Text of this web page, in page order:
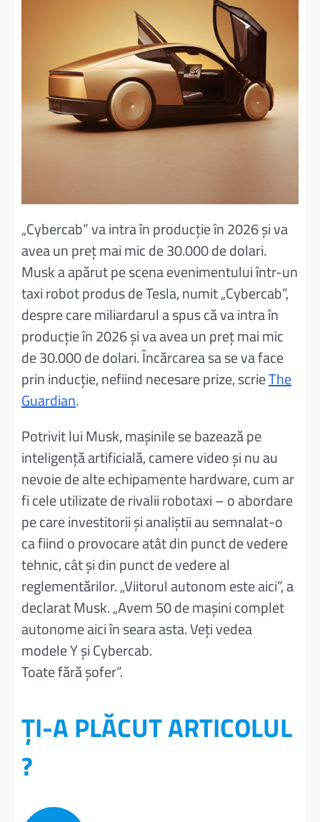
„Cybercab” va intra în producţie în 2026 şi va
avea un preţ mai mic de 30.000 de dolari.
Musk a apărut pe scena evenimentului într-un
taxi robot produs de Tesla, numit „Cybercab”,
despre care miliardarul a spus că va intra în
producţie în 2026 şi va avea un preţ mai mic
de 30.000 de dolari. Încărcarea sa se va face
prin inducţie, nefiind necesare prize, scrieThe
Guardian.
Potrivit lui Musk, mașinile se bazează pe
inteligență artificială, camere video și nu au
nevoie de alte echipamente hardware, cum ar
fi cele utilizate de rivalii robotaxi – o abordare
pe care investitorii și analiștii au semnalat-o
ca fiind o provocare atât din punct de vedere
tehnic, cât și din punct de vedere al
reglementărilor. „Viitorul autonom este aici”, a
declarat Musk. „Avem 50 de mașini complet
autonome aici în seara asta. Veți vedea
modele Y și Cybercab.
Toate fără șofer”.
ȚI-A PLĂCUT ARTICOLUL
?